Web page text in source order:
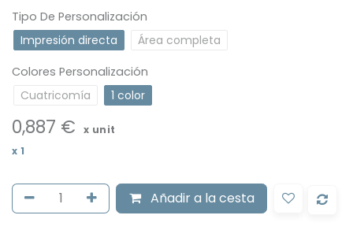
Tipo De Personalización
Impresión directa
Área completa
Colores Personalización
Cuatricomía
1 color
0,887 €
x unit
x 1
Añadira la cesta